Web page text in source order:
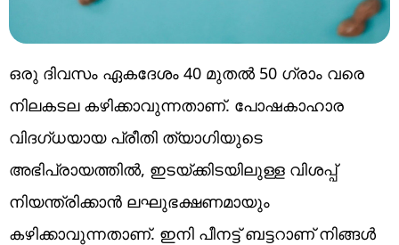
ഒരു ദിവസം ഏകദേശം 40 മുതൽ 50 ഗ്രാം വരെ
നിലകടല കഴിക്കാവുന്നതാണ്. പോഷകാഹാര
വിദഗ്ധയായ പ്രീതി ത്യാഗിയുടെ
അഭിപ്രായത്തിൽ, ഇടയ്ക്കിടയിലുള്ള വിശപ്പ്
നിയന്ത്രിക്കാൻ ലഘുഭക്ഷണമായും
കഴിക്കാവുന്നതാണ്. ഇനി പീനട്ട് ബട്ടറാണ് നിങ്ങൾ